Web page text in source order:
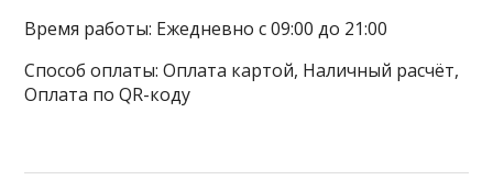
Время работы: Ежедневно с 09:00 до 21:00
Способ оплаты: Оплата картой, Наличный расчёт,
Оплата по QR-коду